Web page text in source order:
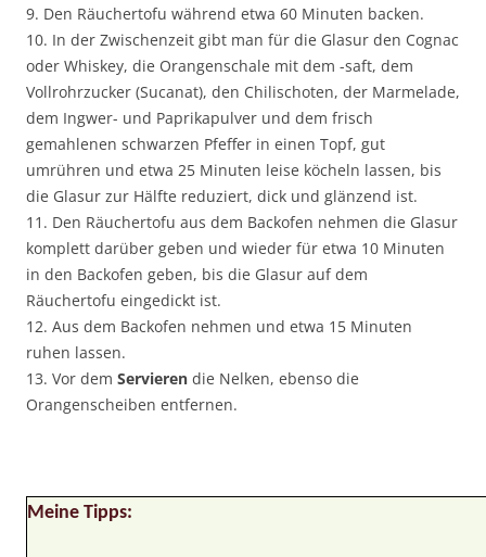
9. Den Räuchertofu während etwa 60 Minuten backen.
10. In der Zwischenzeit gibt man für die Glasur den Cognac
oder Whiskey, die Orangenschale mit dem -saft, dem
Vollrohrzucker (Sucanat), den Chilischoten, der Marmelade,
dem Ingwer- und Paprikapulver und dem frisch
gemahlenen schwarzen Pfeffer in einen Topf, gut
umrühren und etwa 25 Minuten leise köcheln lassen, bis
die Glasur zur Hälfte reduziert, dick und glänzend ist.
11. Den Räuchertofu aus dem Backofen nehmen die Glasur
komplett darüber geben und wieder für etwa 10 Minuten
in den Backofen geben, bis die Glasur auf dem
Räuchertofu eingedickt ist.
12. Aus dem Backofen nehmen und etwa 15 Minuten
ruhen lassen.
13. Vor dem Servieren die Nelken, ebenso die
Orangenscheiben entfernen.
Meine Tipps: